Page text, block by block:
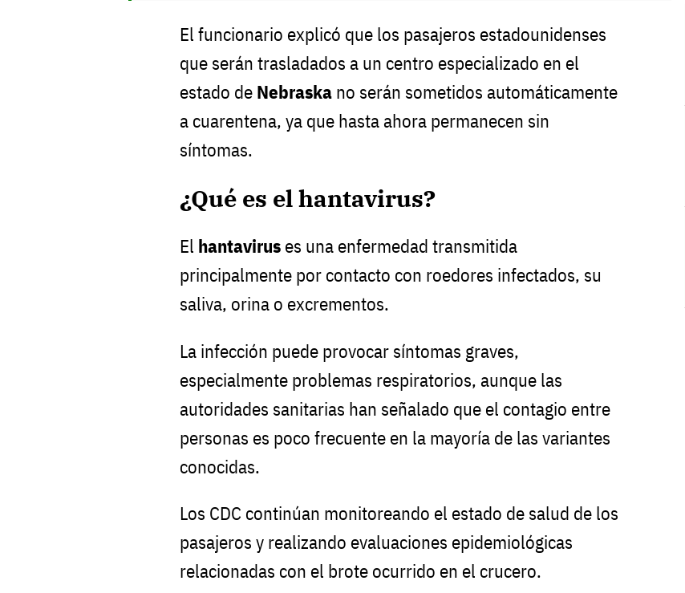
El funcionario explicó que los pasajeros estadounidenses
que serán trasladados a un centro especializado en el
estado de Nebraska no serán sometidos automáticamente
a cuarentena, ya que hasta ahora permanecen sin
síntomas.
¿Qué es el hantavirus?
El hantavirus es una enfermedad transmitida
principalmente por contacto con roedores infectados, su
saliva, orina o excrementos.
La infección puede provocar síntomas graves,
especialmente problemas respiratorios, aunque las
autoridades sanitarias han señalado que el contagio entre
personas es poco frecuente en la mayoría de las variantes
conocidas.
Los CDC continúan monitoreando el estado de salud de los
pasajeros y realizando evaluaciones epidemiológicas
relacionadas con el brote ocurrido en el crucero.